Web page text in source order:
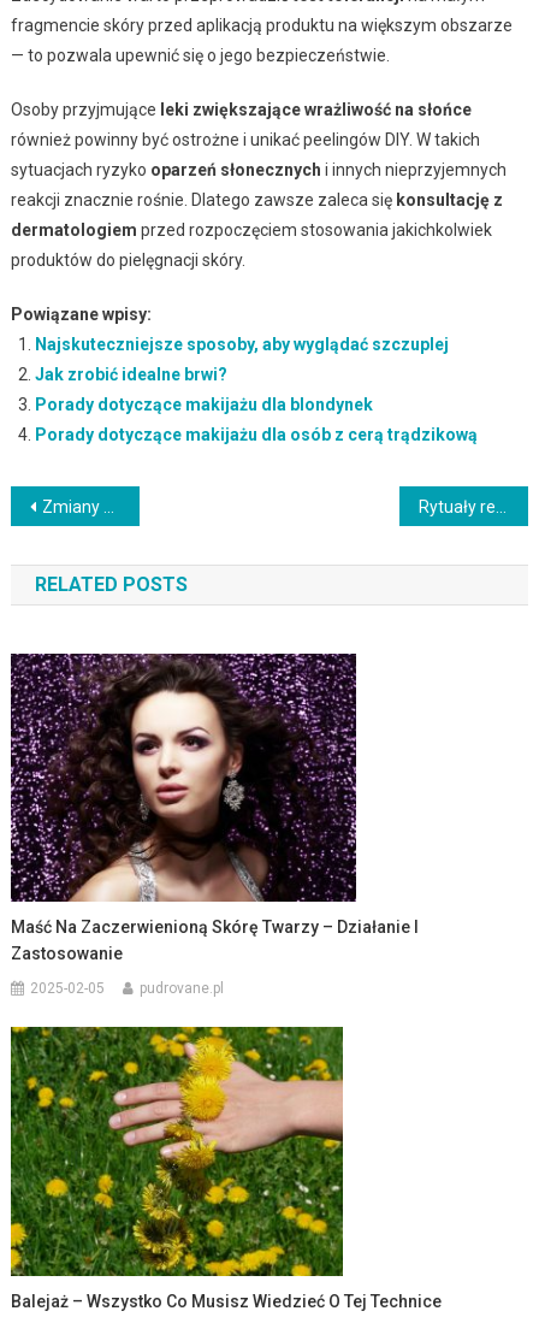
fragmencie skóry przed aplikacją produktu na większym obszarze
— to pozwala upewnić się o jego bezpieczeństwie.
Osoby przyjmujące leki zwiększające wrażliwość na słońce
również powinny być ostrożne i unikać peelingów DIY. W takich
sytuacjach ryzyko oparzeń słonecznych i innych nieprzyjemnych
reakcji znacznie rośnie. Dlatego zawsze zaleca się konsultację z
dermatologiem przed rozpoczęciem stosowania jakichkolwiek
produktów do pielęgnacji skóry.
Powiązane wpisy:
Najskuteczniejsze sposoby, aby wyglądać szczuplej
Jak zrobić idealne brwi?
Porady dotyczące makijażu dla blondynek
Porady dotyczące makijażu dla osób z cerą trądzikową
Nawigacja
wpisu
Zmiany skórne w ciąży: pielęgnacja i dbanie o cerę twarzy
RELATED POSTS
Maść Na Zaczerwienioną Skórę Twarzy – Działanie I
Zastosowanie
2025-02-05 pudrovane.pl
Balejaż – Wszystko Co Musisz Wiedzieć O Tej Technice